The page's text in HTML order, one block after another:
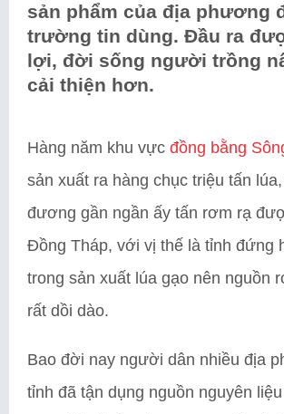
sản phẩm của địa phương
trường tin dùng. Đầu ra
lợi, đời sống người trồng
cải thiện hơn.
Hàng năm khu vực đồng bằng
sản xuất ra hàng chục triệu tấn
đương gần ngần ấy tấn rơm rạ
Đồng Tháp, với vị thế là tỉnh đứng
trong sản xuất lúa gạo nên nguồn
rất dồi dào.
Bao đời nay người dân nhiều địa
tỉnh đã tận dụng nguồn nguyên